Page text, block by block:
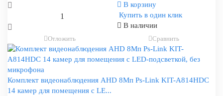
В корзину
Купить в один клик
В наличии
Отложить Сравнить
Комплект видеонаблюдения AHD 8Мп Ps-Link KIT-A814HDC
14 камер для помещения с LE...